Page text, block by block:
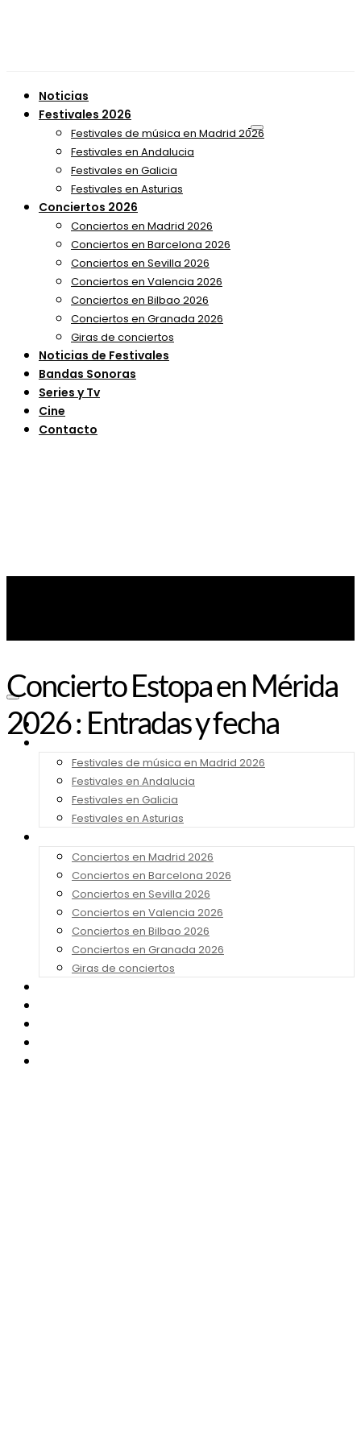
Noticias
Festivales 2026
Festivales de música en Madrid 2026
Festivales en Andalucia
Festivales en Galicia
Festivales en Asturias
Conciertos 2026
Conciertos en Madrid 2026
Conciertos en Barcelona 2026
Conciertos en Sevilla 2026
Conciertos en Valencia 2026
Conciertos en Bilbao 2026
Conciertos en Granada 2026
Giras de conciertos
Noticias de Festivales
Bandas Sonoras
Series y Tv
Cine
Contacto
Noticias
Festivales de música en Madrid 2026
Festivales en Andalucia
Festivales en Galicia
Festivales en Asturias
Conciertos en Madrid 2026
Conciertos en Barcelona 2026
Conciertos en Sevilla 2026
Conciertos en Valencia 2026
Conciertos en Bilbao 2026
Conciertos en Granada 2026
Giras de conciertos
Concierto Estopa en Mérida
2026 : Entradas y fecha